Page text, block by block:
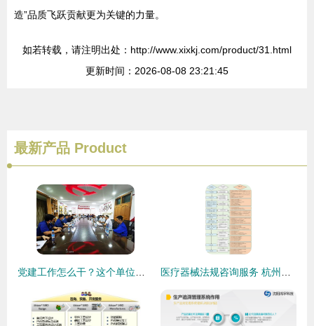
造”品质飞跃贡献更为关键的力量。
如若转载，请注明出处：http://www.xixkj.com/product/31.html
更新时间：2026-08-08 23:21:45
最新产品 Product